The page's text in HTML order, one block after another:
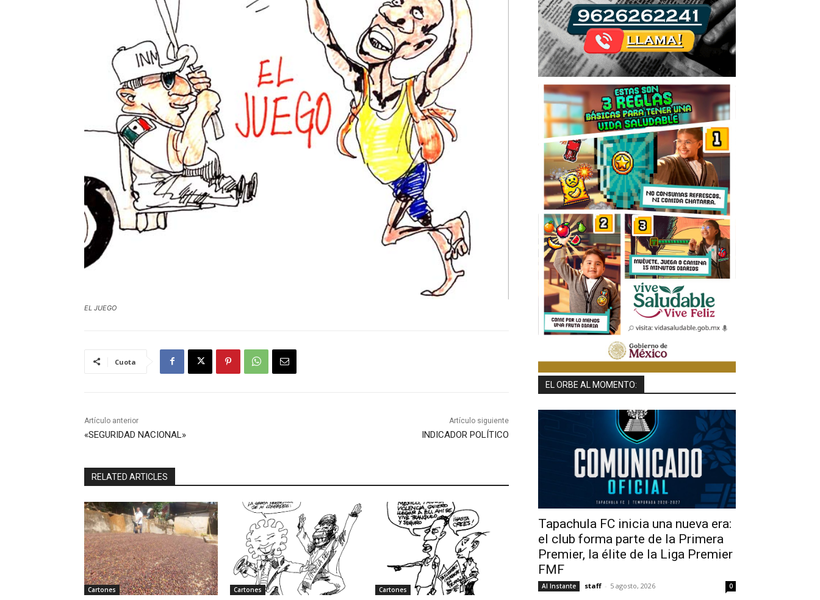
EL JUEGO
Cuota
Artículo anterior
«SEGURIDAD NACIONAL»
Artículo siguiente
INDICADOR POLÍTICO
RELATED ARTICLES
Cartones Cartones Cartones
EL ORBE AL MOMENTO:
Tapachula FC inicia una nueva era:
el club forma parte de la Primera
Premier, la élite de la Liga Premier
FMF
Al Instante staff - 5 agosto, 2026 0